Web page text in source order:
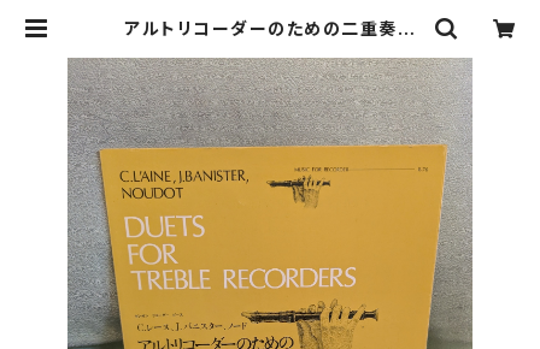
アルトリコーダーのための二重奏曲
ード】出版社：全音楽譜出版社 193
5年？ | Birds' Tale Collective